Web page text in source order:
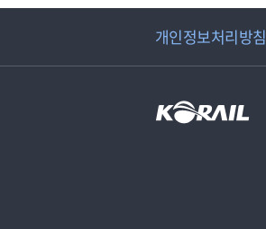
개인정보처리방침